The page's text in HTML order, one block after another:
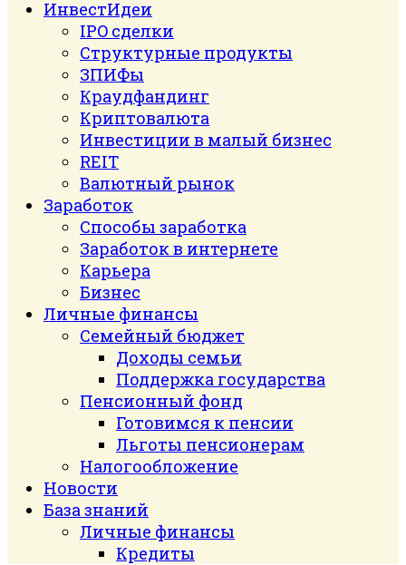
ИнвестИдеи
IPO сделки
Структурные продукты
ЗПИФы
Краудфандинг
Криптовалюта
Инвестиции в малый бизнес
REIT
Валютный рынок
Заработок
Способы заработка
Заработок в интернете
Карьера
Бизнес
Личные финансы
Семейный бюджет
Доходы семьи
Поддержка государства
Пенсионный фонд
Готовимся к пенсии
Льготы пенсионерам
Налогообложение
Новости
База знаний
Личные финансы
Кредиты